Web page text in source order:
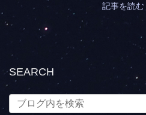
記事を読む
SEARCH